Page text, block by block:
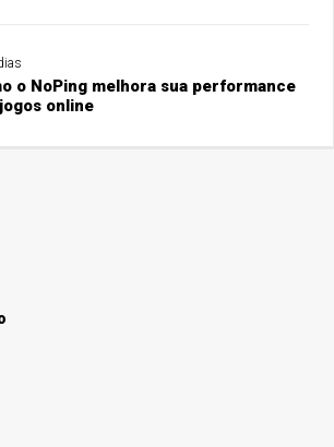
o NoPing melhora sua performance
online